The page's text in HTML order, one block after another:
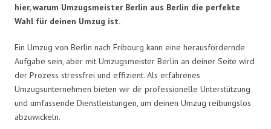
hier, warum Umzugsmeister Berlin aus Berlin die perfekte
Wahl für deinen Umzug ist.
Ein Umzug von Berlin nach Fribourg kann eine herausfordernde
Aufgabe sein, aber mit Umzugsmeister Berlin an deiner Seite wird
der Prozess stressfrei und effizient. Als erfahrenes
Umzugsunternehmen bieten wir dir professionelle Unterstützung
und umfassende Dienstleistungen, um deinen Umzug reibungslos
abzuwickeln.